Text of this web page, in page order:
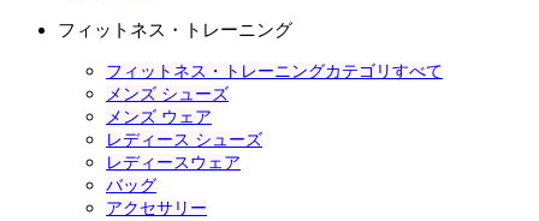
フィットネス・トレーニング
フィットネス・トレーニングカテゴリすべて
メンズ シューズ
メンズ ウェア
レディース シューズ
レディースウェア
バッグ
アクセサリー